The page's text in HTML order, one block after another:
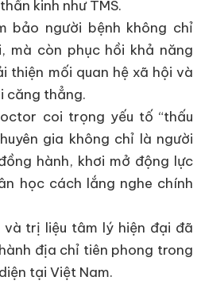
kinh như TMS.
bảo người bệnh không chỉ
mà còn phục hồi khả năng
thiện mối quan hệ xã hội và
căng thẳng.
coi trọng yếu tố “thấu
gia không chỉ là người
hành, khơi mở động lực
học cách lắng nghe chính
trị liệu tâm lý hiện đại đã
địa chỉ tiên phong trong
tại Việt Nam.